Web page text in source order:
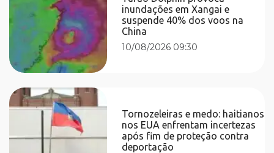
inundações em Xangai e
suspende 40% dos voos na
China
10/08/2026 09:30
Tornozeleiras e medo: haitianos
nos EUA enfrentam incertezas
após fim de proteção contra
deportação